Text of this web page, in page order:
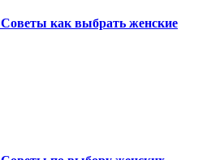
Советы как выбрать женские